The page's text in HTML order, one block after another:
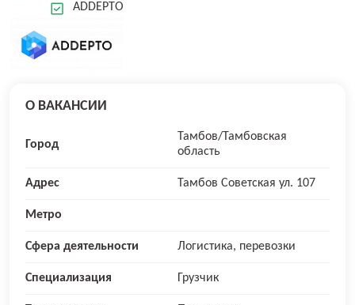
ADDEPTO
О ВАКАНСИИ
Город
Тамбов/Тамбовская
область
Адрес Тамбов Советская ул. 107
Метро
Сфера деятельности Логистика, перевозки
Специализация Грузчик